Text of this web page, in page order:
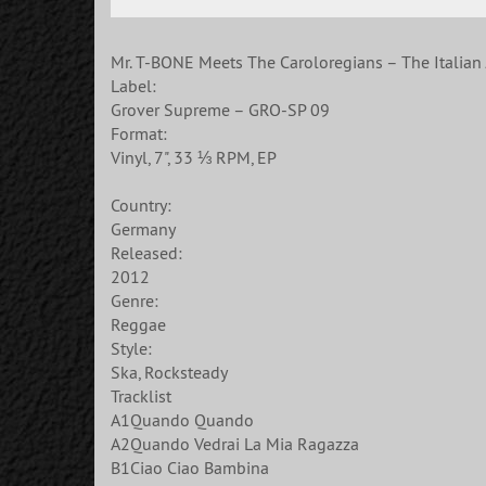
Mr. T-BONE Meets The Caroloregians ‎– The Italian
Label:
Grover Supreme ‎– GRO-SP 09
Format:
Vinyl, 7", 33 ⅓ RPM, EP
Country:
Germany
Released:
2012
Genre:
Reggae
Style:
Ska, Rocksteady
Tracklist
A1Quando Quando
A2Quando Vedrai La Mia Ragazza
B1Ciao Ciao Bambina